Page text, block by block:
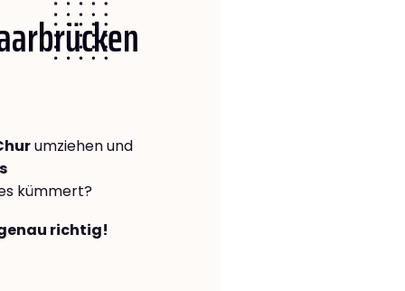
umziehen und
kümmert?
richtig!